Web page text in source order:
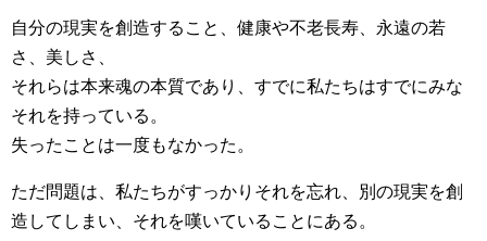
自分の現実を創造すること、健康や不老長寿、永遠の若
さ、美しさ、
それらは本来魂の本質であり、すでに私たちはすでにみな
それを持っている。
失ったことは一度もなかった。
ただ問題は、私たちがすっかりそれを忘れ、別の現実を創
造してしまい、それを嘆いていることにある。